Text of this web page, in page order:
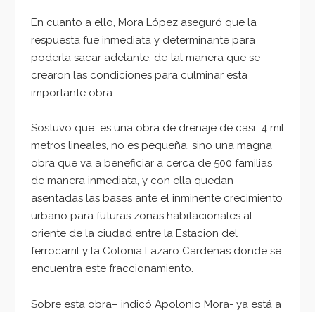
En cuanto a ello, Mora López aseguró que la
respuesta fue inmediata y determinante para
poderla sacar adelante, de tal manera que se
crearon las condiciones para culminar esta
importante obra.
Sostuvo que es una obra de drenaje de casi 4 mil
metros lineales, no es pequeña, sino una magna
obra que va a beneficiar a cerca de 500 familias
de manera inmediata, y con ella quedan
asentadas las bases ante el inminente crecimiento
urbano para futuras zonas habitacionales al
oriente de la ciudad entre la Estacion del
ferrocarril y la Colonia Lazaro Cardenas donde se
encuentra este fraccionamiento.
Sobre esta obra– indicó Apolonio Mora- ya está a